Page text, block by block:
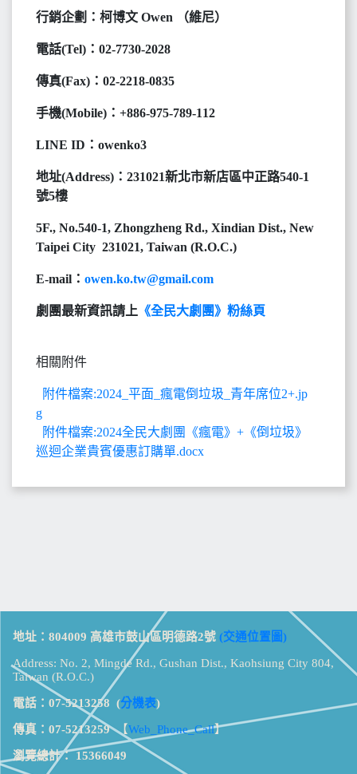
行銷企劃：柯博文 Owen （維尼）
電話(Tel)：02-7730-2028
傳真(Fax)：02-2218-0835
手機(Mobile)：+886-975-789-112
LINE ID：owenko3
地址(Address)：231021新北市新店區中正路540-1
號5樓
5F., No.540-1, Zhongzheng Rd., Xindian Dist., New
Taipei City 231021, Taiwan (R.O.C.)
E-mail： owen.ko.tw@gmail.com
劇團最新資訊請上 《全民大劇團》粉絲頁
相關附件
附件檔案:2024_平面_瘋電倒垃圾_青年席位2+.jp
g
附件檔案:2024全民大劇團《瘋電》+《倒垃圾》
巡迴企業貴賓優惠訂購單.docx
地址：804009 高雄市鼓山區明德路2號 (交通位置圖)
Address: No. 2, Mingde Rd., Gushan Dist., Kaohsiung City 804,
Taiwan (R.O.C.)
電話：07-5213258 (分機表)
傳真：07-5213259【Web_Phone_Call】
瀏覽總計： 15366049